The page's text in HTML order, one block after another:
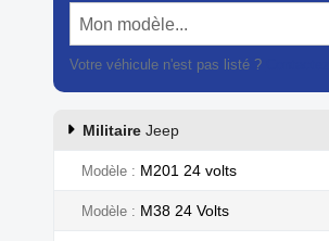
Mon modèle...
Votre véhicule n'est pas listé ?
Militaire Jeep
Modèle M201 24 volts
Modèle M38 24 Volts